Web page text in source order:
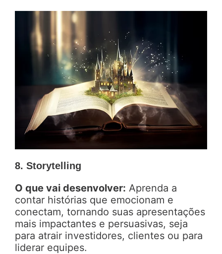
8. Storytelling
O que vai desenvolver: Aprenda a
contar histórias que emocionam e
conectam, tornando suas apresentações
mais impactantes e persuasivas, seja
para atrair investidores, clientes ou para
liderar equipes.